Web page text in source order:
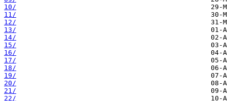
10/
11/
12/
13/
14/
15/
16/
17/
18/
19/
20/
21/
22/